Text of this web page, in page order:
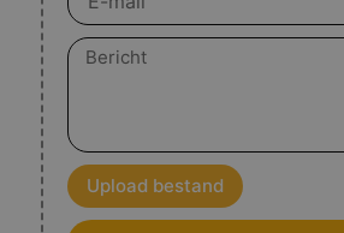
mail
Bericht
Upload bestand